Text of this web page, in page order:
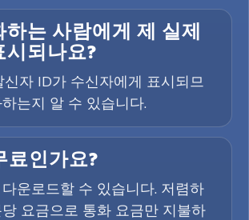
는 사람에게 제 실제
되나요?
신자 ID가 수신자에게 표시되므
는지 알 수 있습니다.
인가요?
운로드할 수 있습니다. 저렴하
요금으로 통화 요금만 지불하